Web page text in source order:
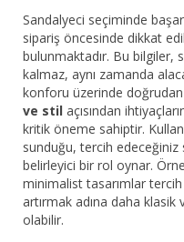
Sandalyeci seçiminde
sipariş öncesinde dikkat
bulunmaktadır. Bu bilgiler,
kalmaz, aynı zamanda
konforu üzerinde
ve stil açısından
kritik öneme sahiptir.
sunduğu, tercih
belirleyici bir rol oynar.
minimalist tasarımlar
artırmak adına daha
olabilir.